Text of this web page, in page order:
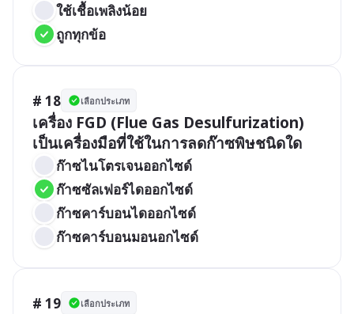
ใช้เชื้อเพลิงน้อย
ถูกทุกข้อ
# 18 เลือกประเภท
เครื่อง FGD (Flue Gas Desulfurization)
เป็นเครื่องมือที่ใช้ในการลดก๊าซพิษชนิดใด
ก๊าซไนโตรเจนออกไซด์
ก๊าซซัลเฟอร์ไดออกไซด์
ก๊าซคาร์บอนไดออกไซด์
ก๊าซคาร์บอนมอนอกไซด์
# 19 เลือกประเภท